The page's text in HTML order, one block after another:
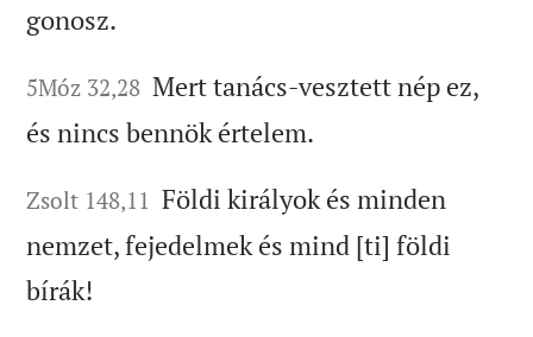
gonosz.
5Móz 32,28 Mert tanács-vesztett nép ez,
és nincs bennök értelem.
Zsolt 148,11 Földi királyok és minden
nemzet, fejedelmek és mind [ti] földi
bírák!